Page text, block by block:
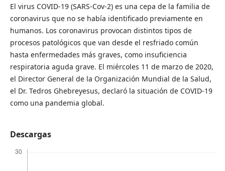
El virus COVID-19 (SARS-Cov-2) es una cepa de la familia de
coronavirus que no se había identificado previamente en
humanos. Los coronavirus provocan distintos tipos de
procesos patológicos que van desde el resfriado común
hasta enfermedades más graves, como insuficiencia
respiratoria aguda grave. El miércoles 11 de marzo de 2020,
el Director General de la Organización Mundial de la Salud,
el Dr. Tedros Ghebreyesus, declaró la situación de COVID-19
como una pandemia global.
Descargas